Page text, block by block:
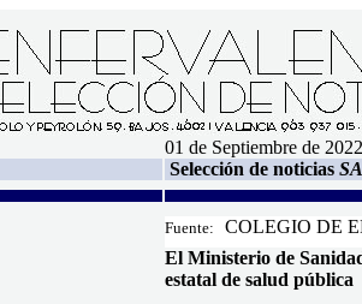
01 de Septiembre de 2022
Selección de noticias
Fuente: COLEGIO DE
El Ministerio de
estatal de salud pública